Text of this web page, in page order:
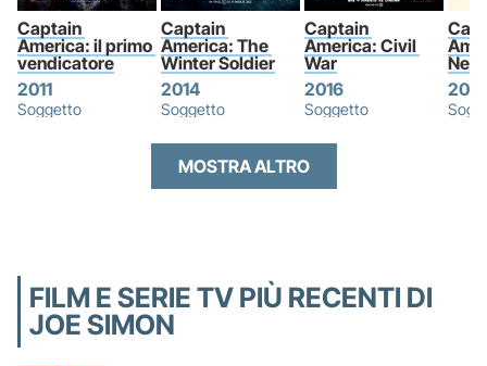
Captain
America: il primo
vendicatore
2011
Soggetto
Captain
America: The
Winter Soldier
2014
Soggetto
Captain
America: Civil
War
2016
Soggetto
MOSTRA ALTRO
FILM E SERIE TV PIÙ RECENTI DI
JOE SIMON